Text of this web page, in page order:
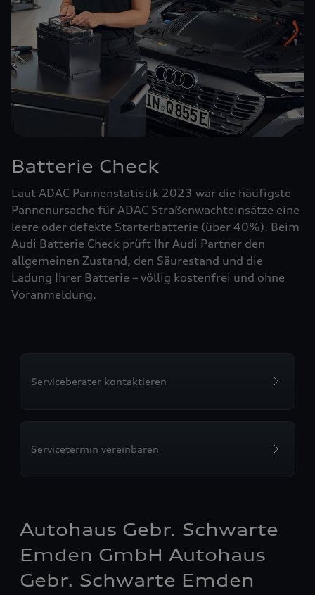
Batterie Check
Laut ADAC Pannenstatistik 2023 war die häufigste
Pannenursache für ADAC Straßenwachteinsätze eine
leere oder defekte Starterbatterie (über 40%). Beim
Audi Batterie Check prüft Ihr Audi Partner den
allgemeinen Zustand, den Säurestand und die
Ladung Ihrer Batterie – völlig kostenfrei und ohne
Voranmeldung.
Serviceberater kontaktieren
Servicetermin vereinbaren
Autohaus Gebr. Schwarte
Emden GmbH Autohaus
Gebr. Schwarte Emden